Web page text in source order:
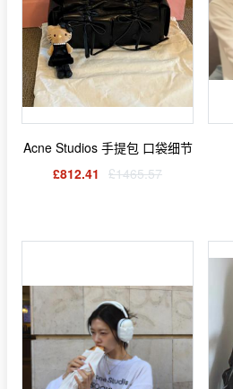
Acne Studios 手提包 口袋细节
£812.41 £1465.57